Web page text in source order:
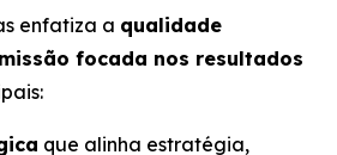
enfatiza a qualidade
focada nos resultados
que alinha estratégia,